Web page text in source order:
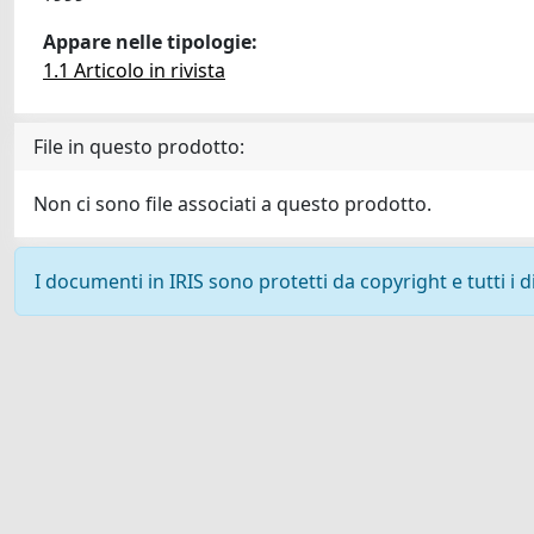
Appare nelle tipologie:
1.1 Articolo in rivista
File in questo prodotto:
Non ci sono file associati a questo prodotto.
I documenti in IRIS sono protetti da copyright e tutti i